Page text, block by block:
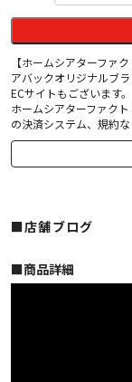
【ホームシアターファ
アバックオリジナルブ
ECサイトもございます。
ホームシアターファク
の決済システム、規約な
■店舗ブログ
■︎商品詳細